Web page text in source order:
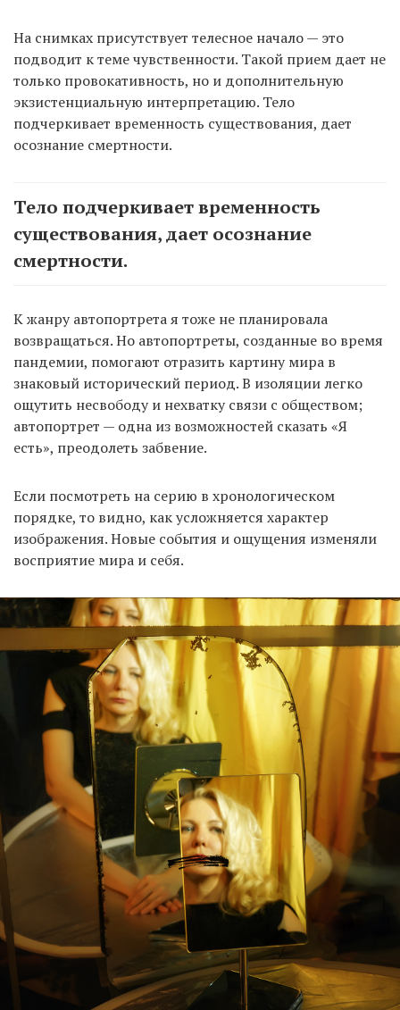
На снимках присутствует телесное начало — это
подводит к теме чувственности. Такой прием дает не
только провокативность, но и дополнительную
экзистенциальную интерпретацию. Тело
подчеркивает временность существования, дает
осознание смертности.
Тело подчеркивает временность
существования, дает осознание
смертности.
К жанру автопортрета я тоже не планировала
возвращаться. Но автопортреты, созданные во время
пандемии, помогают отразить картину мира в
знаковый исторический период. В изоляции легко
ощутить несвободу и нехватку связи с обществом;
автопортрет — одна из возможностей сказать «Я
есть», преодолеть забвение.
Если посмотреть на серию в хронологическом
порядке, то видно, как усложняется характер
изображения. Новые события и ощущения изменяли
восприятие мира и себя.